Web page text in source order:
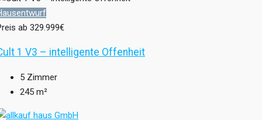
ab 329.999€
1 V3 – intelligente Offenheit
5 Zimmer
245 m²